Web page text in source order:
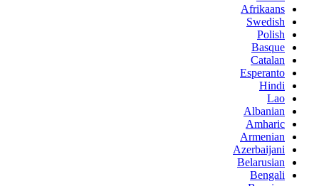
Afrikaans
Swedish
Polish
Basque
Catalan
Esperanto
Hindi
Lao
Albanian
Amharic
Armenian
Azerbaijani
Belarusian
Bengali